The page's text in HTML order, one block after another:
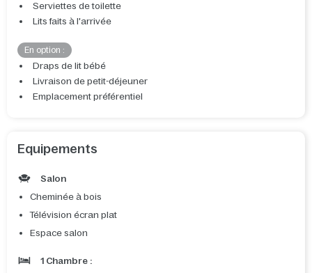
Serviettes de toilette
Lits faits à l'arrivée
En option :
Draps de lit bébé
Livraison de petit-déjeuner
Emplacement préférentiel
Equipements
Salon
Cheminée à bois
Télévision écran plat
Espace salon
1 Chambre :